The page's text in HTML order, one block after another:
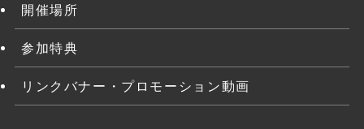
開催場所
参加特典
リンクバナー・プロモーション動画